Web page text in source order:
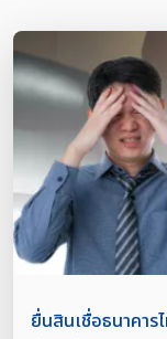
ยื่นสินเชื่อธนาคาร